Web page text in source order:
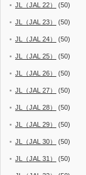
JL（JAL 22） (50)
JL（JAL 23） (50)
JL（JAL 24） (50)
JL（JAL 25） (50)
JL（JAL 26） (50)
JL（JAL 27） (50)
JL（JAL 28） (50)
JL（JAL 29） (50)
JL（JAL 30） (50)
JL（JAL 31） (50)